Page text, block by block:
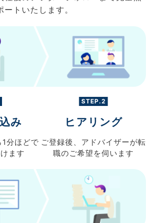
トいたします。
み
1分ほどで
ます
STEP.2
ヒアリング
ご登録後、 アドバイザーが転
職のご希望を伺います